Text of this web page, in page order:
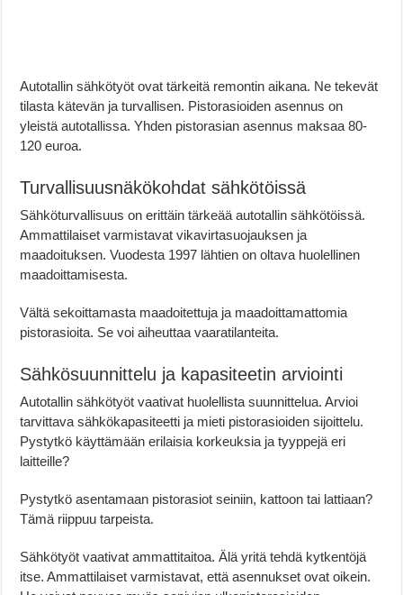
Autotallin sähkötyöt ovat tärkeitä remontin aikana. Ne tekevät
tilasta kätevän ja turvallisen. Pistorasioiden asennus on
yleistä autotallissa. Yhden pistorasian asennus maksaa 80-
120 euroa.
Turvallisuusnäkökohdat sähkötöissä
Sähköturvallisuus on erittäin tärkeää autotallin sähkötöissä.
Ammattilaiset varmistavat vikavirtasuojauksen ja
maadoituksen. Vuodesta 1997 lähtien on oltava huolellinen
maadoittamisesta.
Vältä sekoittamasta maadoitettuja ja maadoittamattomia
pistorasioita. Se voi aiheuttaa vaaratilanteita.
Sähkösuunnittelu ja kapasiteetin arviointi
Autotallin sähkötyöt vaativat huolellista suunnittelua. Arvioi
tarvittava sähkökapasiteetti ja mieti pistorasioiden sijoittelu.
Pystytkö käyttämään erilaisia korkeuksia ja tyyppejä eri
laitteille?
Pystytkö asentamaan pistorasiot seiniin, kattoon tai lattiaan?
Tämä riippuu tarpeista.
Sähkötyöt vaativat ammattitaitoa. Älä yritä tehdä kytkentöjä
itse. Ammattilaiset varmistavat, että asennukset ovat oikein.